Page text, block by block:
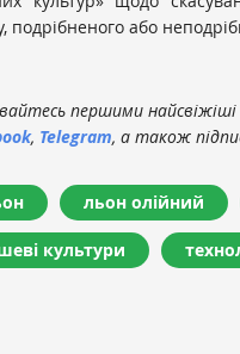
подрібненого або
першими
, Telegram, а також
льон олійний
культури